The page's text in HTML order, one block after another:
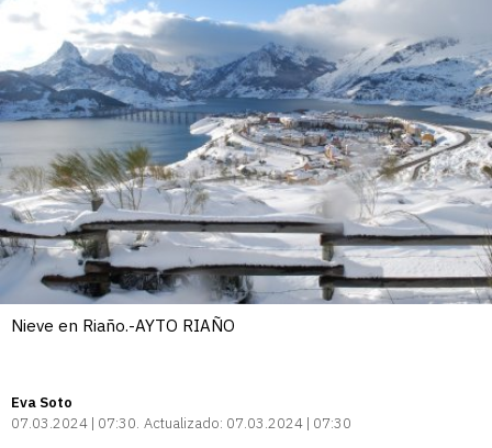
Nieve en Riaño.-AYTO RIAÑO
Eva Soto
07.03.2024 | 07:30 Actualizado: 07.03.2024 | 07:30